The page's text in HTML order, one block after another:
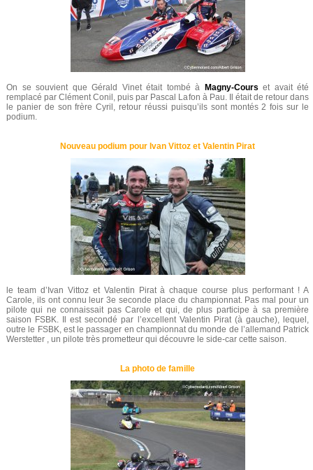
On se souvient que Gérald Vinet était tombé à Magny-Cours et avait été
remplacé par Clément Conil, puis par Pascal Lafon à Pau. Il était de retour dans
le panier de son frère Cyril, retour réussi puisqu’ils sont montés 2 fois sur le
podium.
Nouveau podium pour Ivan Vittoz et Valentin Pirat
le team d’Ivan Vittoz et Valentin Pirat à chaque course plus performant ! A
Carole, ils ont connu leur 3e seconde place du championnat. Pas mal pour un
pilote qui ne connaissait pas Carole et qui, de plus participe à sa première
saison FSBK. Il est secondé par l’excellent Valentin Pirat (à gauche), lequel,
outre le FSBK, est le passager en championnat du monde de l’allemand Patrick
Werstetter , un pilote très prometteur qui découvre le side-car cette saison.
La photo de famille